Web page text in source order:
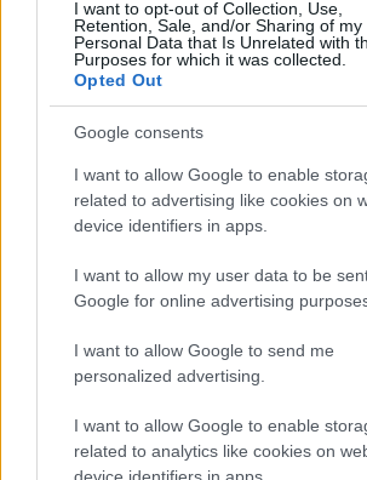
I want to opt-out of Collection, Use,
Retention, Sale, and/or Sharing of my
Personal Data that Is Unrelated with
Purposes for which it was collected.
Opted Out
Google consents
I want to allow Google to enable
related to advertising like cookies on
device identifiers in apps.
I want to allow my user data to be
Google for online advertising
I want to allow Google to send me
personalized advertising.
I want to allow Google to enable
related to analytics like cookies on
Népszerű